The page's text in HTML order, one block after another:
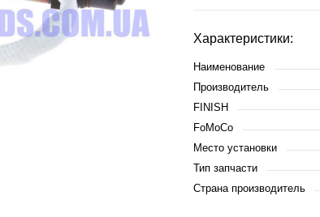
Характеристики:
Наименование
Производитель
FINISH
FoMoCo
Место установки
Тип запчасти
Страна производитель